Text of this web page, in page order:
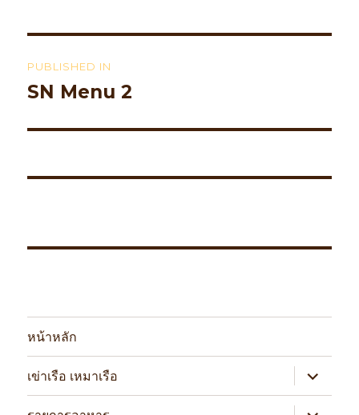
navigation
PUBLISHED IN
SN Menu 2
หน้าหลัก
เข่าเรือ เหมาเรือ
expand
child
menu
expand